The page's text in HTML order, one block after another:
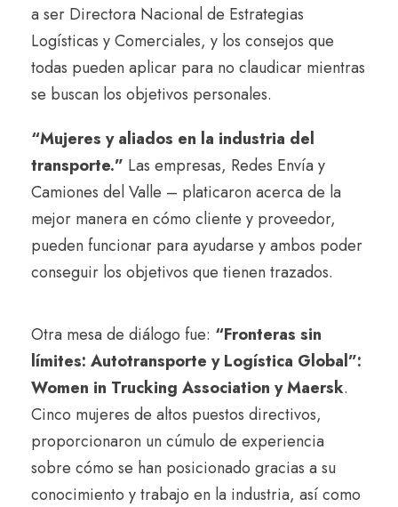
a ser Directora Nacional de Estrategias
Logísticas y Comerciales, y los consejos que
todas pueden aplicar para no claudicar mientras
se buscan los objetivos personales.
“Mujeres y aliados en la industria del
transporte.” Las empresas, Redes Envía y
Camiones del Valle – platicaron acerca de la
mejor manera en cómo cliente y proveedor,
pueden funcionar para ayudarse y ambos poder
conseguir los objetivos que tienen trazados.
Otra mesa de diálogo fue: “Fronteras sin
límites: Autotransporte y Logística Global”:
Women in Trucking Association y Maersk.
Cinco mujeres de altos puestos directivos,
proporcionaron un cúmulo de experiencia
sobre cómo se han posicionado gracias a su
conocimiento y trabajo en la industria, así como